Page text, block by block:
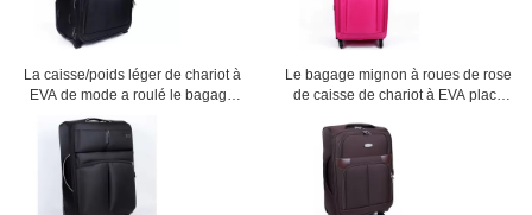
La caisse/poids léger de chariot à
EVA de mode a roulé le bagage
ensemble de valise de noir de 3
morceaux
Le bagage mignon à roues de rose
de caisse de chariot à EVA place